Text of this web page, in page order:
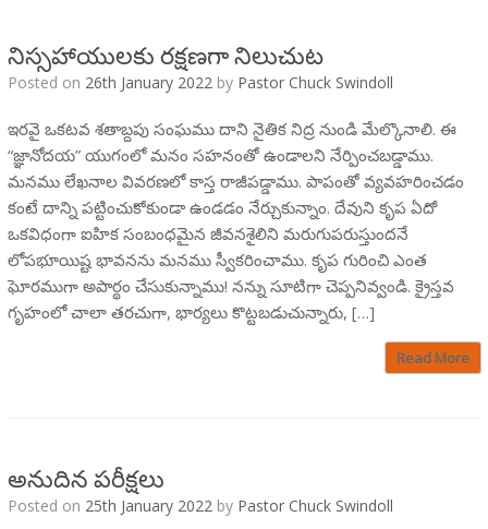
నిస్సహాయులకు రక్షణగా నిలుచుట
Posted on 26th January 2022 by Pastor Chuck Swindoll
ఇరవై ఒకటవ శతాబ్దపు సంఘము దాని నైతిక నిద్ర నుండి మేల్కొనాలి. ఈ
“జ్ఞానోదయ” యుగంలో మనం సహనంతో ఉండాలని నేర్పించబడ్డాము.
మనము లేఖనాల వివరణలో కాస్త రాజీపడ్డాము. పాపంతో వ్యవహరించడం
కంటే దాన్ని పట్టించుకోకుండా ఉండడం నేర్చుకున్నాం. దేవుని కృప ఏదో
ఒకవిధంగా ఐహిక సంబంధమైన జీవనశైలిని మరుగుపరుస్తుందనే
లోపభూయిష్ట భావనను మనము స్వీకరించాము. కృప గురించి ఎంత
ఘోరముగా అపార్థం చేసుకున్నాము! నన్ను సూటిగా చెప్పనివ్వండి. క్రైస్తవ
గృహంలో చాలా తరచుగా, భార్యలు కొట్టబడుచున్నారు, […]
Read More
అనుదిన పరీక్షలు
Posted on 25th January 2022 by Pastor Chuck Swindoll